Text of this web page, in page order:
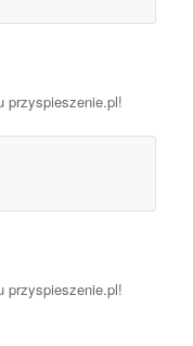
przyspieszenie.pl!
przyspieszenie.pl!